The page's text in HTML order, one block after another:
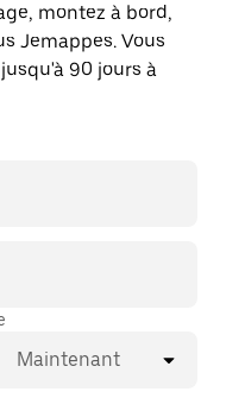
montez à bord,
Jemappes. Vous
90 jours à
Maintenant